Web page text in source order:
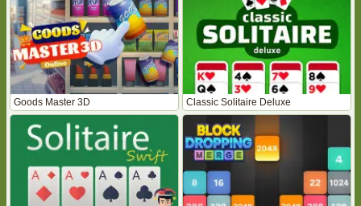
Goods Master 3D Classic Solitaire Deluxe